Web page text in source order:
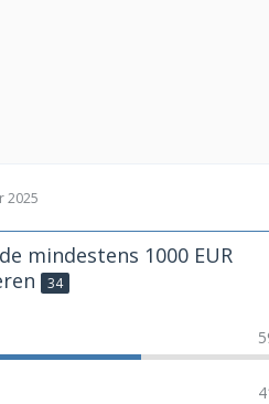
2025
mindestens 1000 EUR
34